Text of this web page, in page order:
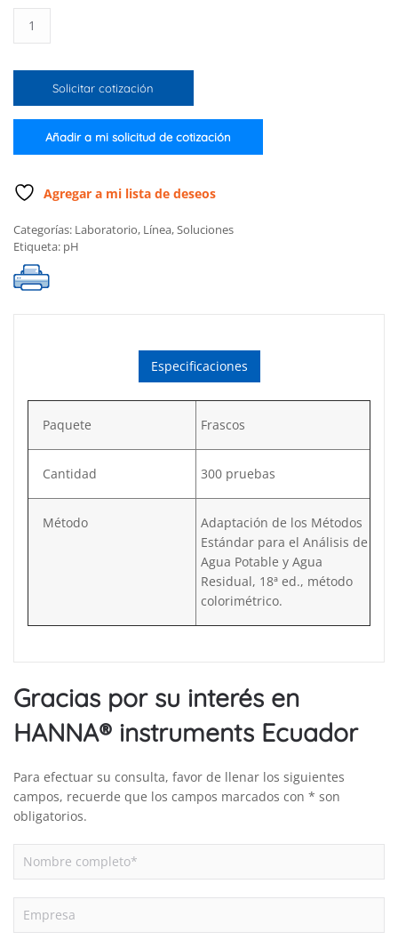
en
a
°
FDA,
500
mL
cantidad
Solicitar cotización
Añadir a mi solicitud de cotización
Agregar a mi lista de deseos
Categorías: Laboratorio, Línea,Soluciones
Etiqueta: pH
Especificaciones
Paquete Frascos
Cantidad 300 pruebas
Método
Adaptación de los Métodos
Estándar para el Análisis de
Agua Potable y Agua
Residual, 18ª ed., método
colorimétrico.
Gracias por su interés en
HANNA® instruments Ecuador
Para efectuar su consulta, favor de llenar los siguientes
campos, recuerde que los campos marcados con * son
obligatorios.